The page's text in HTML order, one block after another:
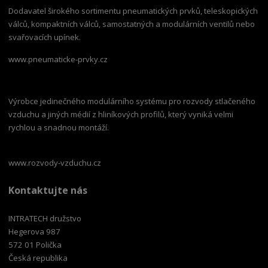
Dodavatel širokého sortimentu pneumatických prvků, teleskopických
válců, kompaktních válců, samostatných a modulárních ventilů nebo
svařovacích upínek.
www.pneumaticke-prvky.cz
Výrobce jedinečného modulárního systému pro rozvody stlačeného
vzduchu a jiných médií z hliníkových profilů, který vyniká velmi
rychlou a snadnou montáží.
www.rozvody-vzduchu.cz
Kontaktujte nás
INTRATECH družstvo
Hegerova 987
572 01 Polička
Česká republika